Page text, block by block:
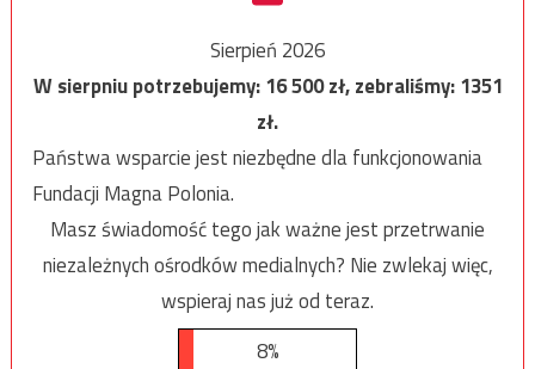
Sierpień 2026
W sierpniu potrzebujemy:16 500zł, zebraliśmy:1351
zł.
Państwa wsparcie jest niezbędne dla funkcjonowania
Fundacji Magna Polonia.
Masz świadomość tego jak ważne jest przetrwanie
niezależnych ośrodków medialnych? Nie zwlekaj więc,
wspieraj nas już od teraz.
8%